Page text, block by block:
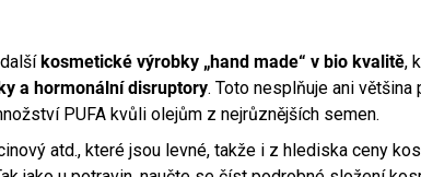
kosmetické výrobky „hand made“ v bio kvalitě,
a hormonální disruptory. Toto nesplňuje ani
PUFA kvůli olejům z nejrůznějších semen.
atd., které jsou levné, takže i z hlediska ceny